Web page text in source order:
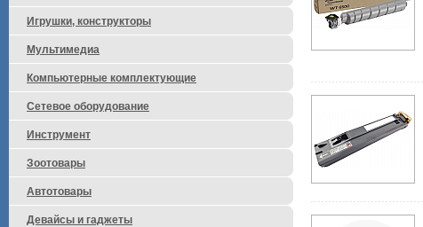
Игрушки, конструкторы
Мультимедиа
Компьютерные комплектующие
Сетевое оборудование
Инструмент
Зоотовары
Автотовары
Девайсы и гаджеты